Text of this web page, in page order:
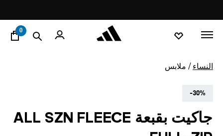
promotion
rotation
0
النساء ملابس
-30%
جاكيت بقبعة ALL SZN FLEECE